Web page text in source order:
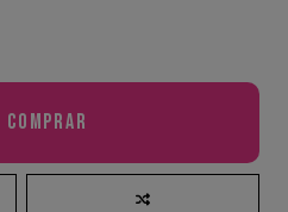
Comprar